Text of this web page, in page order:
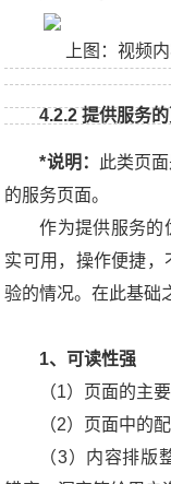
上图：视频内
4.2.2 提供服务
*说明：
此类页
的服务页面。
作为提供服务的
实可用，操作便捷
验的情况。在此基础
1、可读性强
（1）页面的主
（2）页面中的
（3）内容排版